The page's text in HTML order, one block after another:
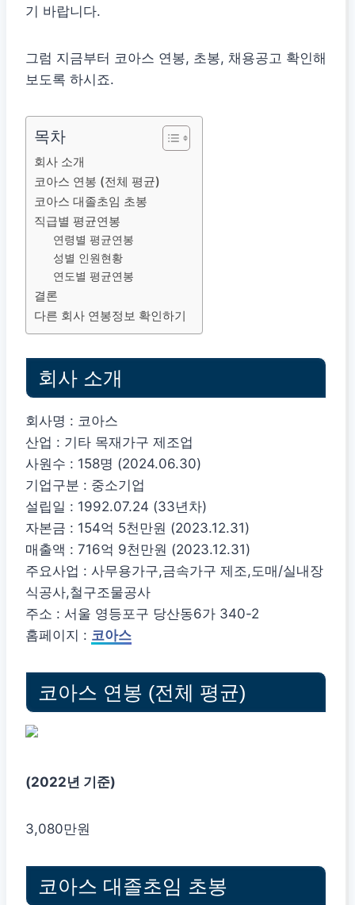
기 바랍니다.
그럼 지금부터 코아스 연봉, 초봉, 채용공고 확인해
보도록 하시죠.
목차
회사 소개
코아스 연봉 (전체 평균)
코아스 대졸초임 초봉
직급별 평균연봉
연령별 평균연봉
성별 인원현황
연도별 평균연봉
결론
다른 회사 연봉정보 확인하기
회사 소개
회사명 : 코아스
산업 : 기타 목재가구 제조업
사원수 : 158명 (2024.06.30)
기업구분 : 중소기업
설립일 : 1992.07.24 (33년차)
자본금 : 154억 5천만원 (2023.12.31)
매출액 : 716억 9천만원 (2023.12.31)
주요사업 : 사무용가구,금속가구 제조,도매/실내장
식공사,철구조물공사
주소 : 서울 영등포구 당산동6가 340-2
홈페이지 : 코아스
코아스 연봉 (전체 평균)
(2022년 기준)
3,080만원
코아스 대졸초임 초봉